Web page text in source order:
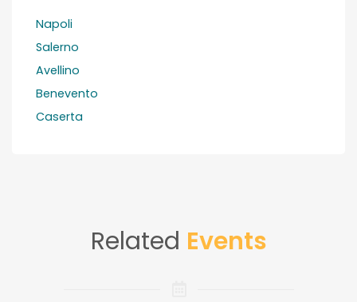
Napoli
Salerno
Avellino
Benevento
Caserta
Related Events